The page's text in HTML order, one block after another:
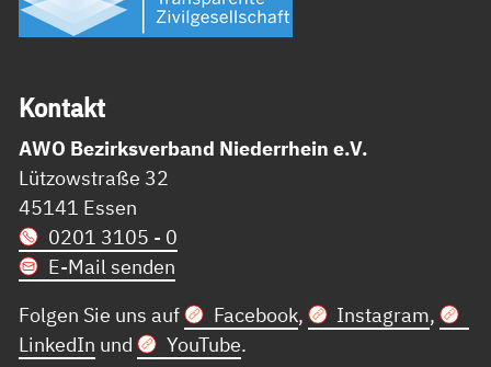
Kon­takt
AWO Bezirksverband Niederrhein e.V.
Lützowstraße 32
45141 Essen
0201 3105 - 0
E-Mail senden
Folgen Sie uns auf
Facebook, Instagram,
LinkedIn und YouTube.